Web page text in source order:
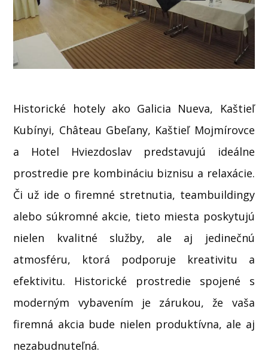
Historické hotely ako Galicia Nueva, Kaštieľ
Kubínyi, Château Gbeľany, Kaštieľ Mojmírovce
a Hotel Hviezdoslav predstavujú ideálne
prostredie pre kombináciu biznisu a relaxácie.
Či už ide o firemné stretnutia, teambuildingy
alebo súkromné akcie, tieto miesta poskytujú
nielen kvalitné služby, ale aj jedinečnú
atmosféru, ktorá podporuje kreativitu a
efektivitu. Historické prostredie spojené s
moderným vybavením je zárukou, že vaša
firemná akcia bude nielen produktívna, ale aj
nezabudnuteľná.